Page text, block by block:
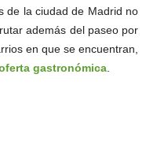
de la ciudad de Madrid no
además del paseo por
en que se encuentran,
gastronómica